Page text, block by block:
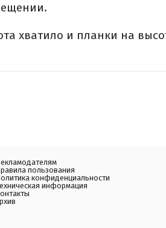
хватило и планки на
пользования
конфиденциальности
информация